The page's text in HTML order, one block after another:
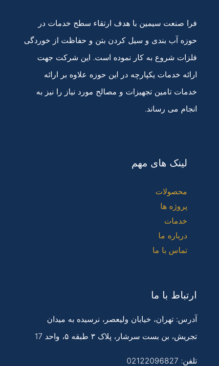
فرا صنعت سیمین با هدف ارتقاء سطح خدمات در
حوزه آب بندی و سیل کردن بتن و حفاظت از خوردگی
فلزات شروع به کار نموده است. این شرکت جهت
ارائه خدمات یکپارچه در این حوزه علاوه بر ارائه
خدمات تامین تجهیزات و مصالح مورد نیاز را نیز به
انجام می رساند.
لینک های مهم
محصولات
پروژه ها
خدمات
درباره ما
تماس با ما
ارتباط با ما
آدرس: تهران، خیابان ولیعصر، نرسیده به میدان
تجریش، بن بست سرشار، پلاک ۳ طبقه ۵، واحد 17
تلفن: 02122096827